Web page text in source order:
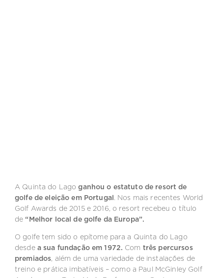
A Quinta do Lagoganhou o estatuto de resort de
golfe de eleição em Portugal. Nos mais recentes World
Golf Awards de 2015 e 2016, o resort recebeu o título
de “Melhor local de golfe da Europa”.
O golfe tem sido o epítomepara a Quinta do Lago
desde a sua fundação em 1972. Com três percursos
premiados, além de uma variedade de instalações de
treino e prática imbatíveis – como a Paul McGinley Golf